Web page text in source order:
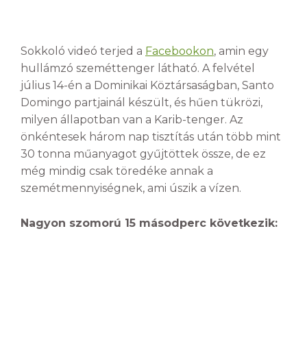
Sokkoló videó terjed a Facebookon, amin egy
hullámzó szeméttenger látható. A felvétel
július 14-én a Dominikai Köztársaságban, Santo
Domingo partjainál készült, és hűen tükrözi,
milyen állapotban van a Karib-tenger. Az
önkéntesek három nap tisztítás után több mint
30 tonna műanyagot gyűjtöttek össze, de ez
még mindig csak töredéke annak a
szemétmennyiségnek, ami úszik a vízen.
Nagyon szomorú 15 másodperc következik: